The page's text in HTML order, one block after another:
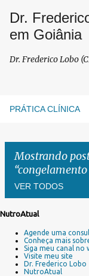
Dr.
em Goiânia
Dr. Frederico Lobo
PRÁTICA CLÍNICA
Mostrando
VER TODOS
NutroAtual
Agende uma
Conheça mais
Siga meu canal no
Visite meu site
Dr. Frederico Lobo
NutroAtual